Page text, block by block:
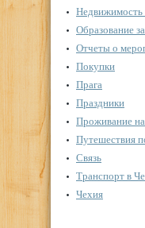
Недвижимость
Образование
Отчеты о
Покупки
Прага
Праздники
Проживание
Путешествия
Связь
Транспорт в
Чехия